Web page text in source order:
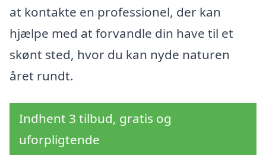
at kontakte en professionel, der kan
hjælpe med at forvandle din have til et
skønt sted, hvor du kan nyde naturen
året rundt.
Indhent 3 tilbud, gratis og
uforpligtende